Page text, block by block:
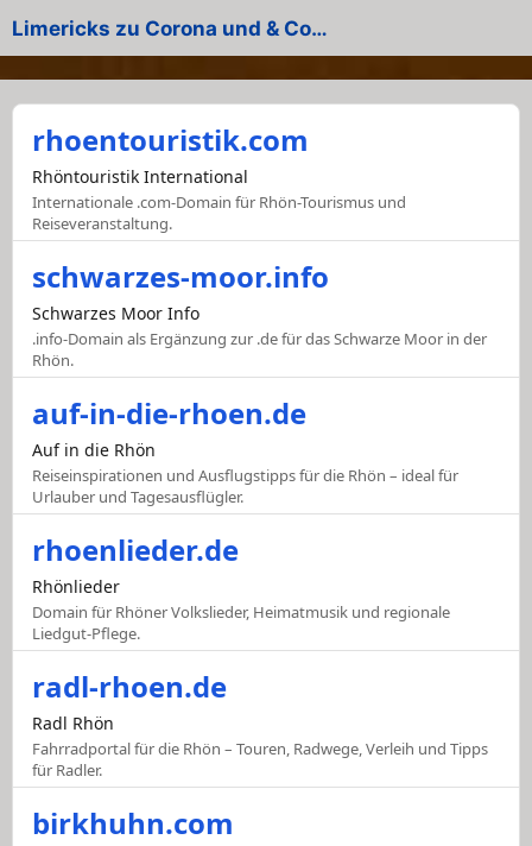
Limericks zu Corona und & Co…
rhoentouristik.com
Rhöntouristik International
Internationale .com-Domain für Rhön-Tourismus und
Reiseveranstaltung.
schwarzes-moor.info
Schwarzes Moor Info
.info-Domain als Ergänzung zur .de für das Schwarze Moor in der
Rhön.
auf-in-die-rhoen.de
Auf in die Rhön
Reiseinspirationen und Ausflugstipps für die Rhön – ideal für
Urlauber und Tagesausflügler.
rhoenlieder.de
Rhönlieder
Domain für Rhöner Volkslieder, Heimatmusik und regionale
Liedgut-Pflege.
radl-rhoen.de
Radl Rhön
Fahrradportal für die Rhön – Touren, Radwege, Verleih und Tipps
für Radler.
birkhuhn.com